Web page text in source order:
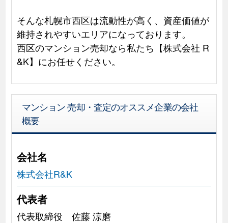
そんな札幌市西区は流動性が高く、資産価値が
維持されやすいエリアになっております。
西区のマンション売却なら私たち【株式会社 R
&K】にお任せください。
マンション 売却・査定のオススメ企業の会社
概要
会社名
株式会社R&K
代表者
代表取締役 佐藤 涼磨